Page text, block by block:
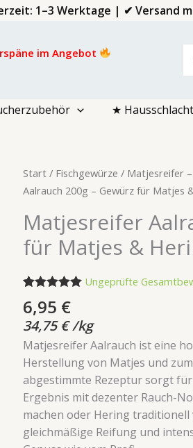
1–3 Werktage | ✔ Versand
im Angebot
★
Start / Fischgewürze / Matjesreifer
Aalrauch 200g – Gewürz für Matjes
Matjesreifer
für Matjes &
5.00von 5,
basierend
auf
Kundenbewertungen
Ungeprüfte
6,95 €
34,75€ /kg
Matjesreifer Aalrauch ist eine
Herstellung von Matjes und
abgestimmte Rezeptur sorgt
Ergebnis mit dezenter Rauch-
machen oder Hering
gleichmäßige Reifung und
Matjesreifer
Aalrauch
–
Gewürz
für
Matjes
Hering
Menge